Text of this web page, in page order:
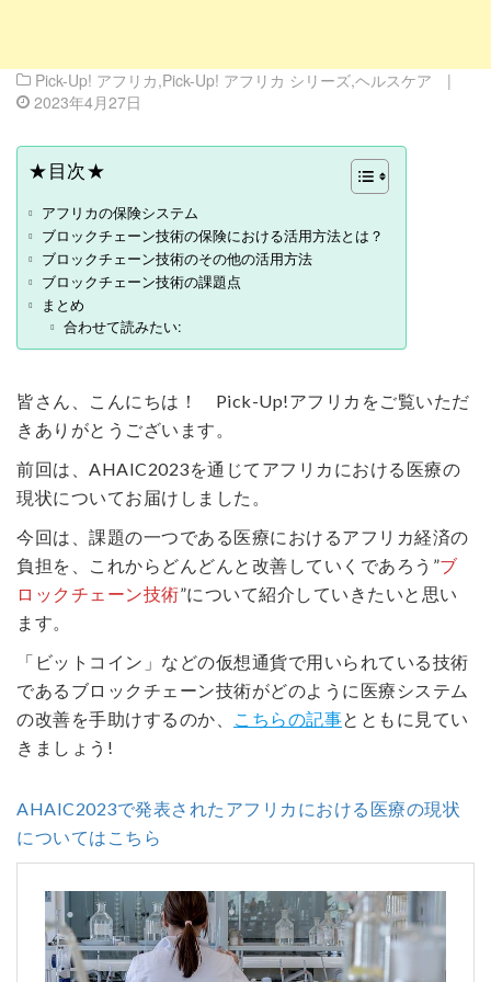
Pick-Up! アフリカ,Pick-Up! アフリカ シリーズ,ヘルスケア
|
2023年4月27日
★目次★
アフリカの保険システム
ブロックチェーン技術の保険における活用方法とは？
ブロックチェーン技術のその他の活用方法
ブロックチェーン技術の課題点
まとめ
合わせて読みたい:
皆さん、こんにちは！ Pick-Up!アフリカをご覧いただ
きありがとうございます。
前回は、AHAIC2023を通じてアフリカにおける医療の
現状についてお届けしました。
今回は、課題の一つである医療におけるアフリカ経済の
負担を、これからどんどんと改善していくであろう”ブ
ロックチェーン技術”について紹介していきたいと思い
ます。
「ビットコイン」などの仮想通貨で用いられている技術
であるブロックチェーン技術がどのように医療システム
の改善を手助けするのか、
こちらの記事とともに見てい
きましょう!
AHAIC2023で発表されたアフリカにおける医療の現状
についてはこちら